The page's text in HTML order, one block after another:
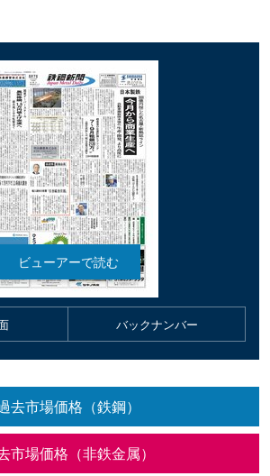
バックナンバー
去市場価格（鉄鋼）
市場価格（非鉄金属）